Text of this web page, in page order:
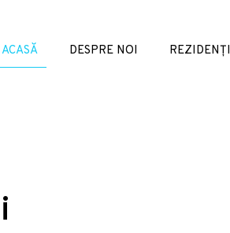
ACASĂ DESPRE NOI REZIDENȚI